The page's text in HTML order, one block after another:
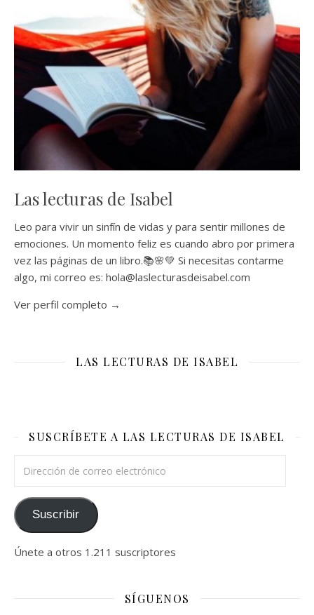
Las lecturas de Isabel
Leo para vivir un sinfín de vidas y para sentir millones de
emociones. Un momento feliz es cuando abro por primera
vez las páginas de un libro.📚🌸💚 Si necesitas contarme
algo, mi correo es: hola@laslecturasdeisabel.com
Ver perfil completo →
LAS LECTURAS DE ISABEL
SUSCRÍBETE A LAS LECTURAS DE ISABEL
Suscribir
Únete a otros 1.211 suscriptores
SÍGUENOS